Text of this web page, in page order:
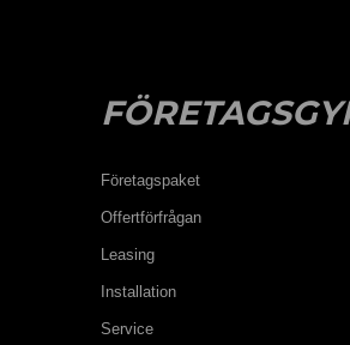
Företagspaket
Offertförfrågan
Leasing
Installation
Service